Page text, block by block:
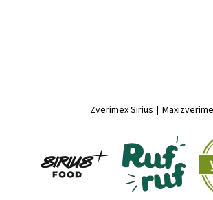
Zverimex Sirius |